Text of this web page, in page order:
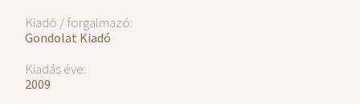
Kiadó / forgalmazó:
Gondolat Kiadó
Kiadás éve:
2009